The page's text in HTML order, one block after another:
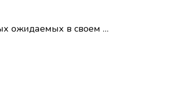
ожидаемых в своем …